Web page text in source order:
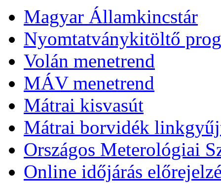
Magyar Államkincstár
Nyomtatványkitöltő
Volán menetrend
MÁV menetrend
Mátrai kisvasút
Mátrai borvidék
Országos Meterológiai
Online időjárás